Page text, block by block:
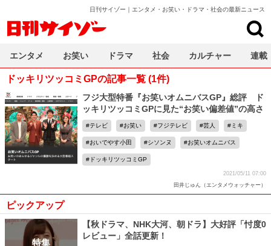
日刊サイゾー｜エンタメ・お笑い・ドラマ・社会の最新ニュース
ドッキリツッコミGPの記事一覧 (1件)
フジ大型特番『お笑いオムニバスGP』総評 ド
ッキリツッコミGPに見た“お笑い偏差値”の高さ
テレビ お笑い フジテレビ 芸人 ミキ
おいでやす小田 シソンヌ お笑いオムニバス
ドッキリツッコミGP
2021/05/11 07:00
田井じゅん（エンタメウォッチャー）
ピックアップ
特集
【秋ドラマ、NHK大河、朝ドラ】大好評「忖度0
レビュー」全話更新！
エンタメ お笑い ドラマ 社会 カルチャー 連載